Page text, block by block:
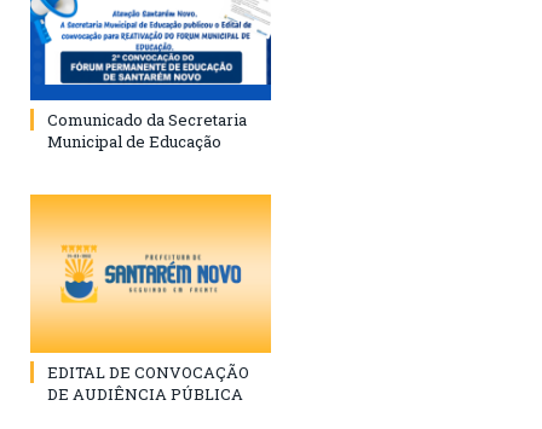
Comunicado da Secretaria
Municipal de Educação
EDITAL DE CONVOCAÇÃO
DE AUDIÊNCIA PÚBLICA